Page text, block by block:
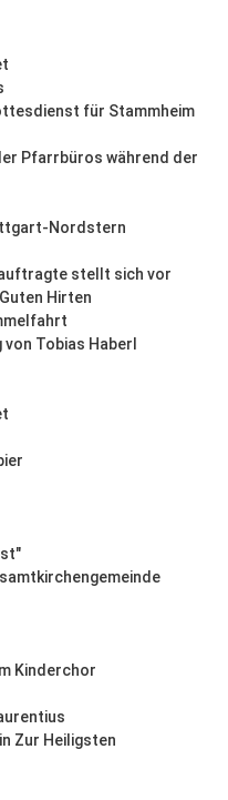
für Stammheim
Pfarrbüros während der
Nordstern
stellt sich vor
Hirten
Tobias Haberl
Kinderchor
Zur Heiligsten